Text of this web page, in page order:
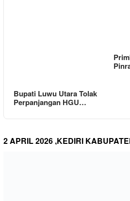
Bupati Luwu Utara Tolak
Perpanjangan HGU…
2 APRIL 2026 ,KEDIRI